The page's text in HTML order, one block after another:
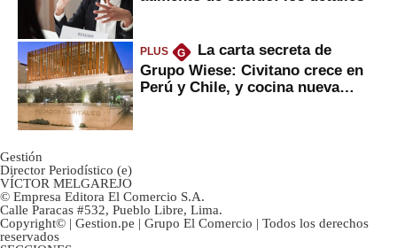
PLUS G
La carta secreta de
Grupo Wiese: Civitano crece en
Perú y Chile, y cocina nueva
Gestión
Director Periodístico (e)
VÍCTOR MELGAREJO
© Empresa Editora El Comercio S.A.
Calle Paracas #532, Pueblo Libre, Lima.
Copyright© | Gestion.pe | Grupo El Comercio | Todos los derechos
reservados